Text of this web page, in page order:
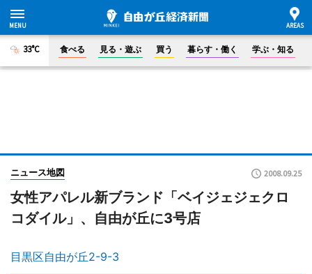
33°C 食べる 見る・遊ぶ 買う 暮らす・働く 学ぶ・知る
ニュース地図 2008.09.25
女性アパレル新ブランド「ベイジェジェクロ
コダイル」、自由が丘に3号店
目黒区自由が丘2-9-3